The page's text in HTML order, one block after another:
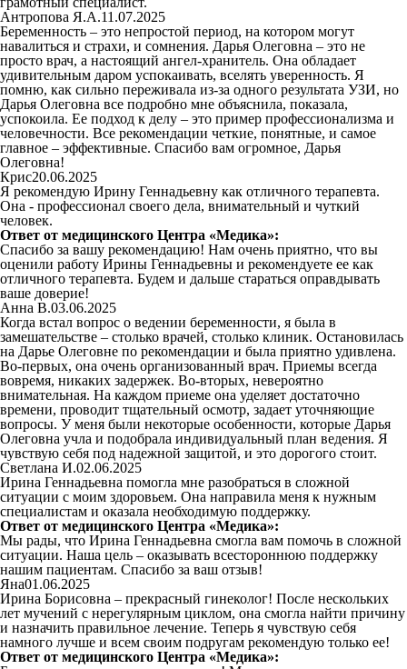
Антропова Я.А.11.07.2025
Беременность – это непростой период, на котором могут
навалиться и страхи, и сомнения. Дарья Олеговна – это не
просто врач, а настоящий ангел-хранитель. Она обладает
удивительным даром успокаивать, вселять уверенность. Я
помню, как сильно переживала из-за одного результата УЗИ, но
Дарья Олеговна все подробно мне объяснила, показала,
успокоила. Ее подход к делу – это пример профессионализма и
человечности. Все рекомендации четкие, понятные, и самое
главное – эффективные. Спасибо вам огромное, Дарья
Олеговна!
Крис20.06.2025
Я рекомендую Ирину Геннадьевну как отличного терапевта.
Она - профессионал своего дела, внимательный и чуткий
человек.
Ответ от медицинского Центра «Медика»:
Спасибо за вашу рекомендацию! Нам очень приятно, что вы
оценили работу Ирины Геннадьевны и рекомендуете ее как
отличного терапевта. Будем и дальше стараться оправдывать
ваше доверие!
Анна В.03.06.2025
Когда встал вопрос о ведении беременности, я была в
замешательстве – столько врачей, столько клиник. Остановилась
на Дарье Олеговне по рекомендации и была приятно удивлена.
Во-первых, она очень организованный врач. Приемы всегда
вовремя, никаких задержек. Во-вторых, невероятно
внимательная. На каждом приеме она уделяет достаточно
времени, проводит тщательный осмотр, задает уточняющие
вопросы. У меня были некоторые особенности, которые Дарья
Олеговна учла и подобрала индивидуальный план ведения. Я
чувствую себя под надежной защитой, и это дорогого стоит.
Светлана И.02.06.2025
Ирина Геннадьевна помогла мне разобраться в сложной
ситуации с моим здоровьем. Она направила меня к нужным
специалистам и оказала необходимую поддержку.
Ответ от медицинского Центра «Медика»:
Мы рады, что Ирина Геннадьевна смогла вам помочь в сложной
ситуации. Наша цель – оказывать всестороннюю поддержку
нашим пациентам. Спасибо за ваш отзыв!
Яна01.06.2025
Ирина Борисовна – прекрасный гинеколог! После нескольких
лет мучений с нерегулярным циклом, она смогла найти причину
и назначить правильное лечение. Теперь я чувствую себя
намного лучше и всем своим подругам рекомендую только ее!
Ответ от медицинского Центра «Медика»: